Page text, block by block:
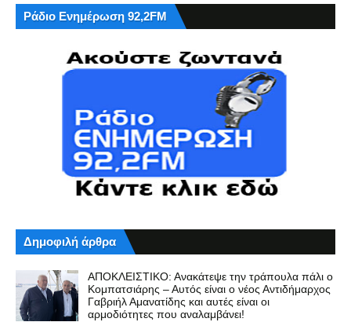
Ράδιο Ενημέρωση 92,2FM
Δημοφιλή άρθρα
ΑΠΟΚΛΕΙΣΤΙΚΟ: Ανακάτεψε την τράπουλα πάλι ο
Κομπατσιάρης – Αυτός είναι ο νέος Αντιδήμαρχος
Γαβριήλ Αμανατίδης και αυτές είναι οι
αρμοδιότητες που αναλαμβάνει!